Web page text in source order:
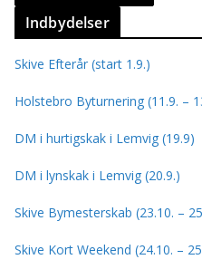
Indbydelser
Skive Efterår (start 1.9.)
Holstebro Byturnering (11.9. –
DM i hurtigskak i Lemvig (19.9)
DM i lynskak i Lemvig (20.9.)
Skive Bymesterskab (23.10. –
Skive Kort Weekend (24.10. –